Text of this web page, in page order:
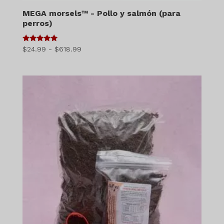
MEGA morsels™ - Pollo y salmón (para
perros)
5
de 5
$24.99 - $618.99Gama